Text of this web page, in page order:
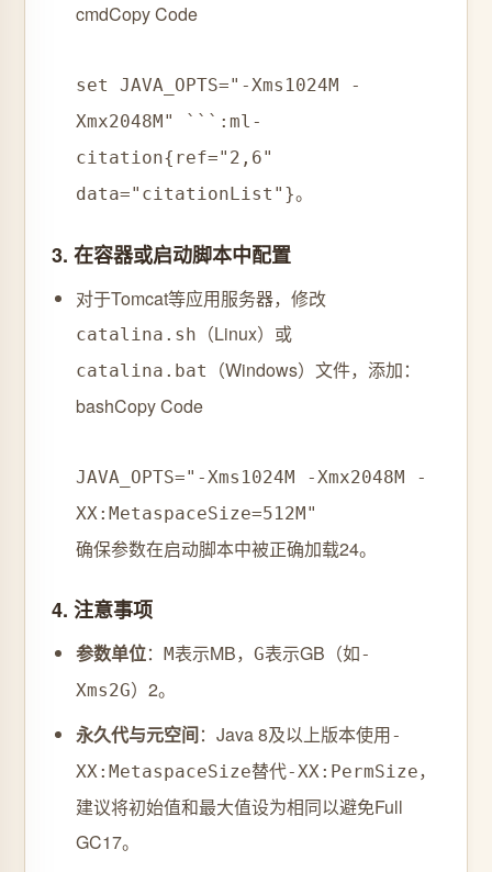
cmdCopy Code
set JAVA_OPTS="-Xms1024M -
Xmx2048M" ```:ml-
citation{ref="2,6"
data="citationList"}。
3. ‌ 在容器或启动脚本中配置
对于Tomcat等应用服务器，修改
catalina.sh （Linux）或
catalina.bat
（Windows）文件，添加：
bashCopy Code
JAVA_OPTS="-Xms1024M -Xmx2048M -
XX:MetaspaceSize=512M"
确保参数在启动脚本中被正确加载24。
4. ‌ 注意事项
参数单位‌： M表示MB， G表示GB（如-
Xms2G） 2。
永久代与元空间‌：Java 8及以上版本使用-
XX:MetaspaceSize替代-XX:PermSize，
建议将初始值和最大值设为相同以避免Full
GC17。